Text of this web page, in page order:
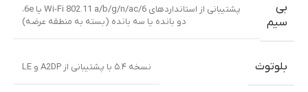
بی
سیم
پشتیبانی از استانداردهای Wi-Fi 802.11 a/b/g/n/ac/6 یا 6e،
دو بانده یا سه بانده (بسته به منطقه عرضه)
بلوتوث نسخه ۵.۴ با پشتیبانی از A2DP و LE